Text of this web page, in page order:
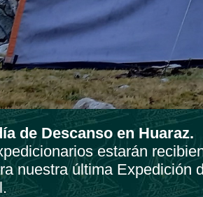
de Descanso en Huaraz.
estarán
nuestra última Expedición